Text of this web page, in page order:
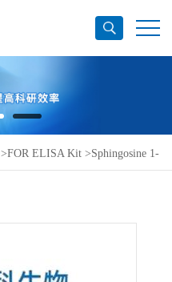
>FOR ELISA Kit >Sphingosine 1-